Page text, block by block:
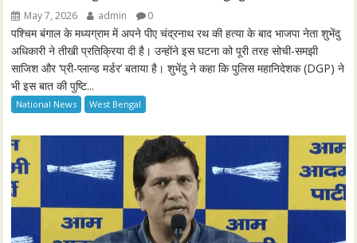
s
l
s
e
n
May 7, 2026 admin 0
पश्चिम बंगाल के मध्यग्राम में अपने पीए चंद्रनाथ रथ की हत्या के बाद भाजपा नेता शुभेंदु
अधिकारी ने तीखी प्रतिक्रिया दी है। उन्होंने इस घटना को पूरी तरह सोची-समझी
साजिश और ‘प्री-प्लान्ड मर्डर’ बताया है। शुभेंदु ने कहा कि पुलिस महानिदेशक (DGP) ने
भी इस बात की पुष्टि...
National News West Bengal